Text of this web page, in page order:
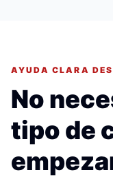
AYUDA CLARA
No
tipo de